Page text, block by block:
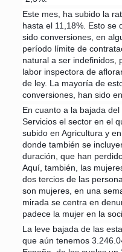
Este mes, ha subido la
hasta el 11,18%. Esto se
sido conversiones, en
período límite de
natural a ser indefinidos,
labor inspectora de
de ley. La mayoría de
conversiones, han sido
En cuanto a la bajada
Servicios el sector en el
subido en Agricultura y
donde también se
duración, que han
Aquí, también, las
dos tercios de las
son mujeres, en una
mirada se centra en
padece la mujer en la
La leve bajada de las
que aún tenemos